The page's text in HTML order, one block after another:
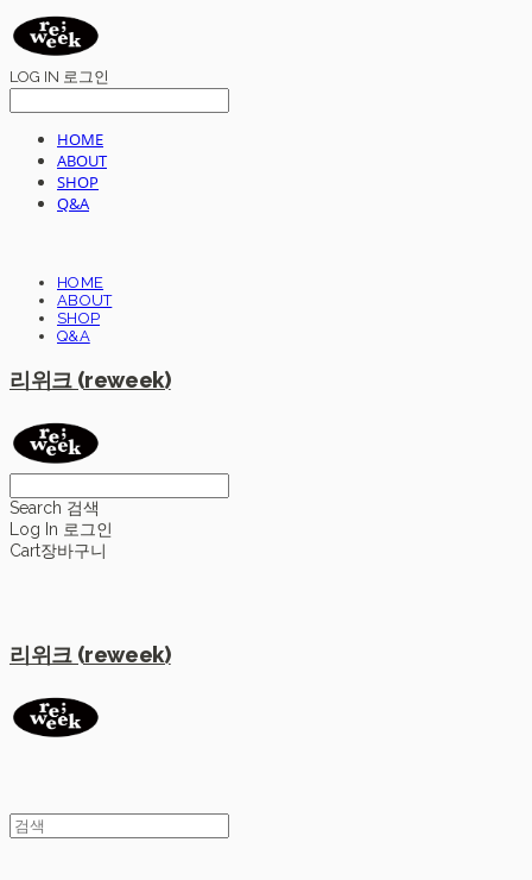
LOG IN 로그인
HOME
ABOUT
SHOP
Q&A
HOME
ABOUT
SHOP
Q&A
리위크 (reweek)
Search 검색
Log In 로그인
Cart장바구니
리위크 (reweek)